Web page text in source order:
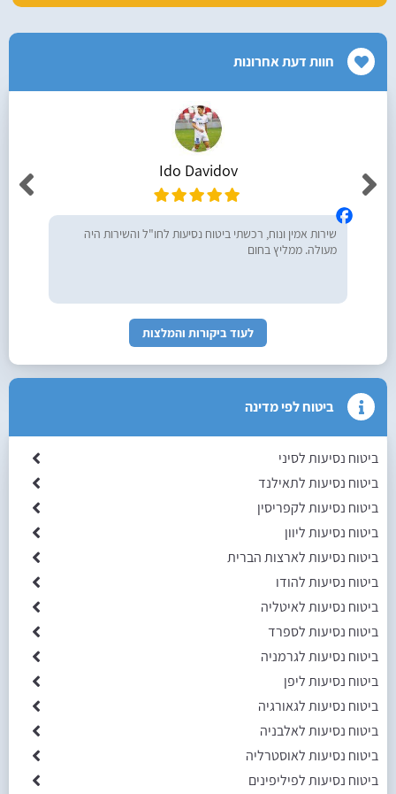
חוות דעת אחרונות
Ido Davidov
שירות אמין ונוח, רכשתי ביטוח נסיעות לחו"ל והשירות היה
מעולה. ממליץ בחום
לעוד ביקורות והמלצות
ביטוח לפי מדינה
ביטוח נסיעות לסיני
ביטוח נסיעות לתאילנד
ביטוח נסיעות לקפריסין
ביטוח נסיעות ליוון
ביטוח נסיעות לארצות הברית
ביטוח נסיעות להודו
ביטוח נסיעות לאיטליה
ביטוח נסיעות לספרד
ביטוח נסיעות לגרמניה
ביטוח נסיעות ליפן
ביטוח נסיעות לגאורגיה
ביטוח נסיעות לאלבניה
ביטוח נסיעות לאוסטרליה
ביטוח נסיעות לפיליפינים